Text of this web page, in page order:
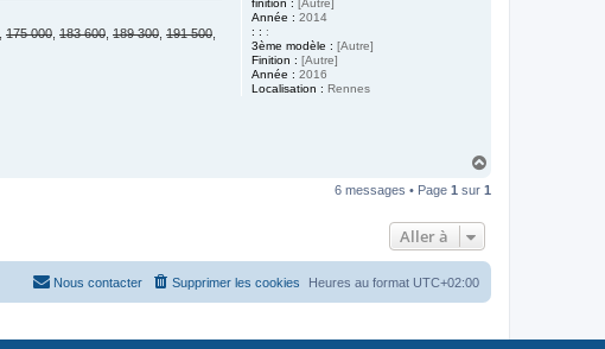
finition : [Autre]
Année : 2014
: : :
3ème modèle : [Autre]
Finition : [Autre]
Année : 2016
Localisation : Rennes
175 000 183 600 189 300 191 500
u
6 messages • Page 1 sur 1
Aller à
Heures au format UTC+02:00
Supprimer les cookies
Nous contacter